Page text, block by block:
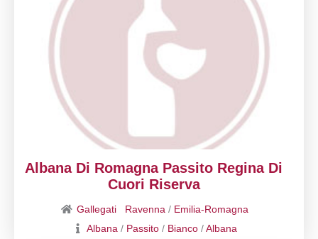
Albana Di Romagna Passito Regina Di
Cuori Riserva
Gallegati Ravenna / Emilia-Romagna
Albana / Passito / Bianco /Albana